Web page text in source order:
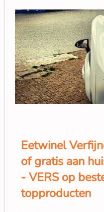
Eetwinel
of gratis aan
- VERS op
topproducten